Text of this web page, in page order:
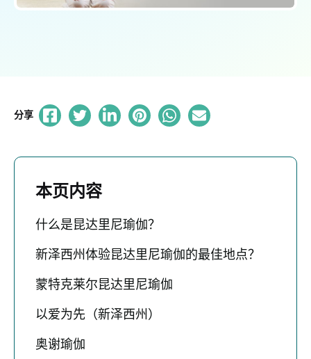
分享
本页内容
什么是昆达里尼瑜伽？
新泽西州体验昆达里尼瑜伽的最佳地点？
蒙特克莱尔昆达里尼瑜伽
以爱为先（新泽西州）
奥谢瑜伽